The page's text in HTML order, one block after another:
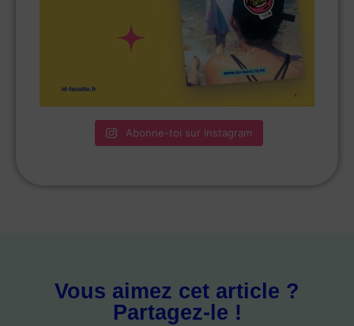
Abonne-toi sur Instagram
Vous aimez cet article ?
Partagez-le !